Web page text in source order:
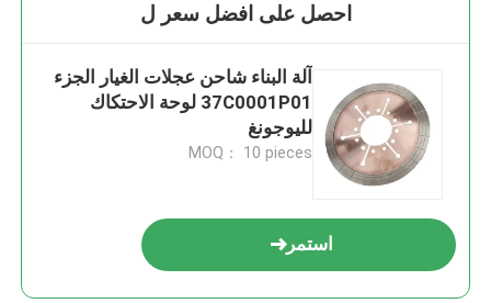
احصل على افضل سعر ل
آلة البناء شاحن عجلات الغيار الجزء
37C0001P01 لوحة الاحتكاك
لليوجونغ
MOQ： 10 pieces
استمر